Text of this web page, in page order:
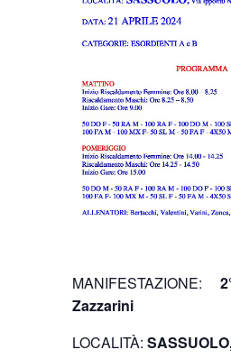
MANIFESTAZIONE:
Zazzarini
LOCALITÀ: SASSUOLO